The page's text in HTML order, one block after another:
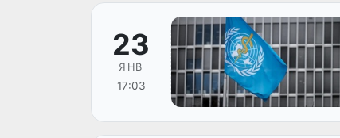
23
ЯНВ
17:03